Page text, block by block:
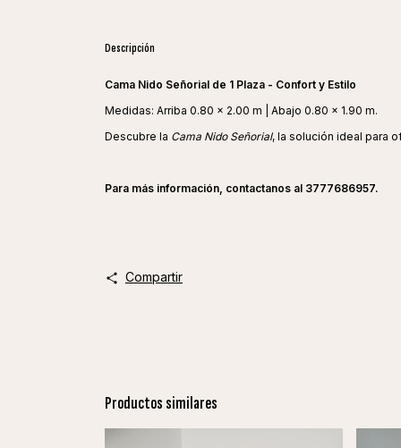
Descripción
Cama Nido Señorial de 1 Plaza - Confort y Estilo
Medidas: Arriba 0.80 x 2.00 m | Abajo 0.80 x 1.90 m.
Descubre la Cama Nido Señorial, la solución ideal para
Para más información, contactanos al 3777686957.
Compartir
Productos similares